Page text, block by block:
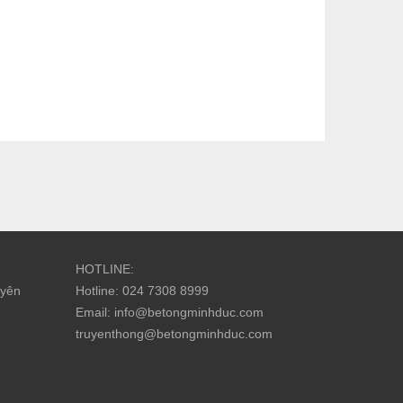
HOTLINE:
Hotline: 024 7308 8999
Email: info@betongminhduc.com
truyenthong@betongminhduc.com